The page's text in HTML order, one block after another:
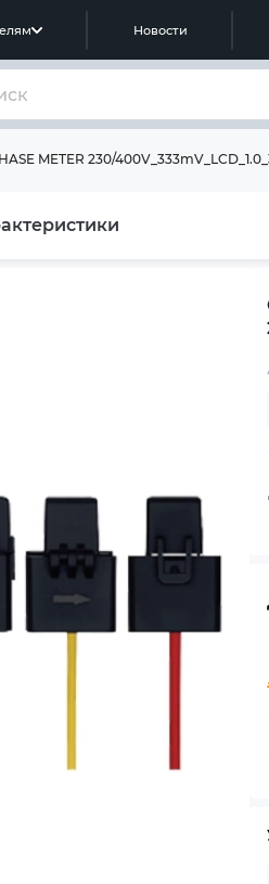
Новости
METER 230/